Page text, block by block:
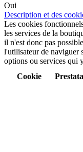
Oui
Description et des
Les cookies
les services de la
il n'est donc pas
l'utilisateur de naviguer
options ou services qui
Cookie